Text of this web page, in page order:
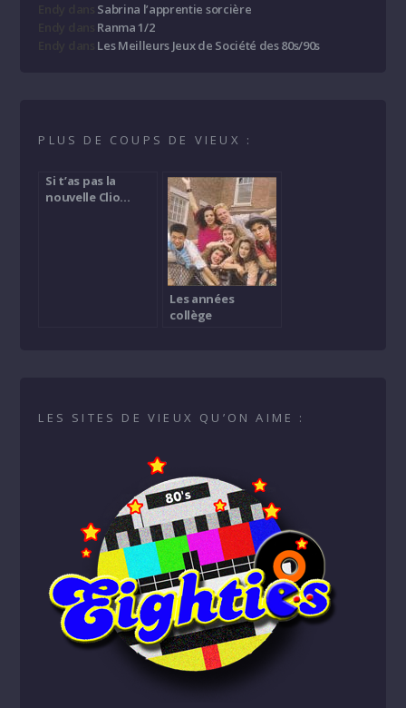
Sabrina l’apprentie sorcière
Ranma 1/2
Les Meilleurs Jeux de Société des 80s/90s
PLUS DE COUPS DE VIEUX :
Si t’as pas la
nouvelle Clio…
Les années
collège
LES SITES DE VIEUX QU’ON AIME :